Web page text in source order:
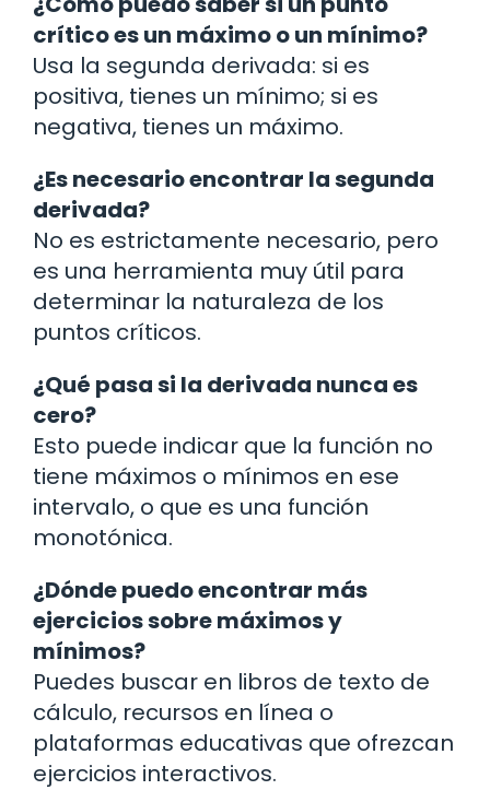
crítico es un máximo o un mínimo?
Usa la segunda derivada: si es
positiva, tienes un mínimo; si es
negativa, tienes un máximo.
¿Es necesario encontrar la segunda
derivada?
No es estrictamente necesario, pero
es una herramienta muy útil para
determinar la naturaleza de los
puntos críticos.
¿Qué pasa si la derivada nunca es
cero?
Esto puede indicar que la función no
tiene máximos o mínimos en ese
intervalo, o que es una función
monotónica.
¿Dónde puedo encontrar más
ejercicios sobre máximos y
mínimos?
Puedes buscar en libros de texto de
cálculo, recursos en línea o
plataformas educativas que ofrezcan
ejercicios interactivos.